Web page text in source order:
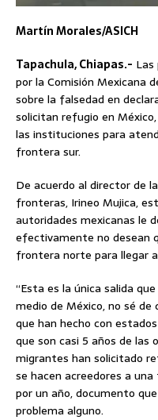
Martín Morales/ASICH
Tapachula, Chiapas.-
por la Comisión Mexicana
sobre la falsedad en
solicitan refugio en
las instituciones para
frontera sur.
De acuerdo al director de
fronteras, Irineo Mujica,
autoridades mexicanas le
efectivamente no desean
frontera norte para llegar
“Esta es la única salida
medio de México, no sé de
que han hecho con
que son casi 5 años de las
migrantes han solicitado
se hacen acreedores a
por un año, documento
problema alguno.